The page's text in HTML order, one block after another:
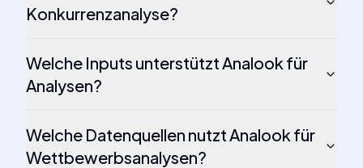
Konkurrenzanalyse?
Welche Inputs unterstützt Analook für
Analysen?
Welche Datenquellen nutzt Analook für
Wettbewerbsanalysen?